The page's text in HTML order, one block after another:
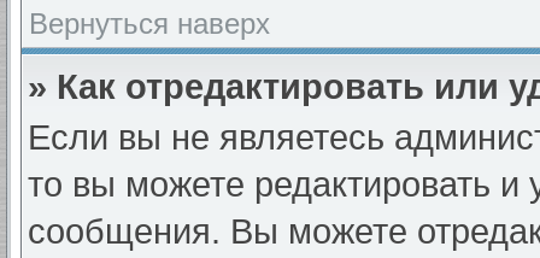
Вернуться наверх
» Как отредактировать или
Если вы не являетесь
то вы можете редактировать и
сообщения. Вы можете